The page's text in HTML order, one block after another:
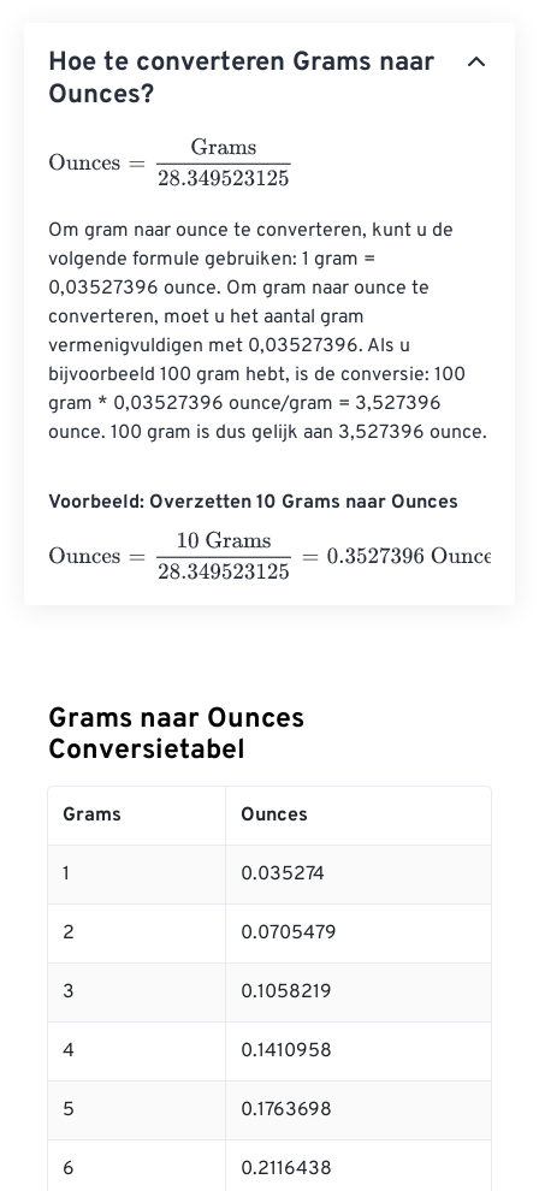
Hoe te converteren Grams naar
Ounces?
Ounces 28.349523125
Om gram naar ounce te converteren, kunt u de
volgende formule gebruiken: 1 gram =
0,03527396 ounce. Om gram naar ounce te
converteren, moet u het aantal gram
vermenigvuldigen met 0,03527396. Als u
bijvoorbeeld 100 gram hebt, is de conversie: 100
gram * 0,03527396 ounce/gram = 3,527396
ounce. 100 gram is dus gelijk aan 3,527396 ounce.
Voorbeeld: Overzetten 10 Grams naar Ounces
Ounces
10 Grams28.349523125 =0.3527396
Grams naar Ounces
Conversietabel
Grams Ounces
1 0.035274
2 0.0705479
3 0.1058219
4 0.1410958
5 0.1763698
6 0.2116438